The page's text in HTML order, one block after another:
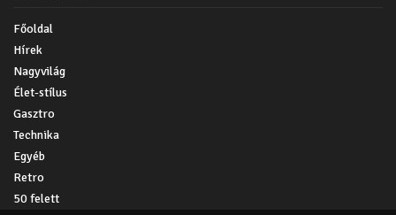
Főoldal
Hírek
Nagyvilág
Élet-stílus
Gasztro
Technika
Egyéb
Retro
50 felett